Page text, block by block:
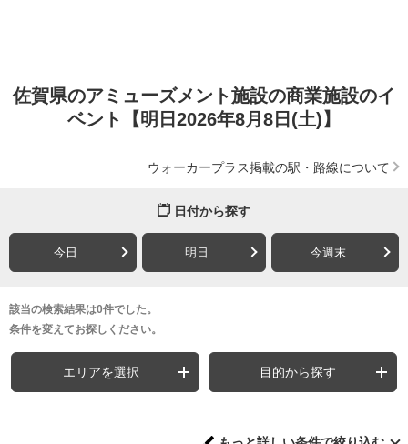
佐賀県のアミューズメント施設の商業施設のイ
ベント【明日2026年8月8日(土)】
ウォーカープラス掲載の駅・路線について
日付から探す
今日 明日 今週末
該当の検索結果は0件でした。
条件を変えてお探しください。
エリアを選択 目的から探す